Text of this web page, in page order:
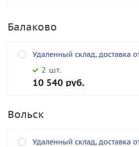
Балаково
Удаленный склад, доставка
2 шт.
10 540 руб.
Вольск
Удаленный склад, доставка